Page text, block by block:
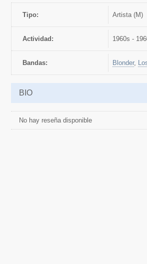
Tipo: artista (M)
Actividad: 1960s -
Bandas: Blonder,
BIO
No hay reseña disponible